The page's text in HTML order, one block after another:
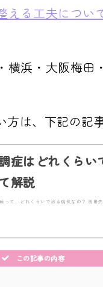
える工夫につい
浜・大阪梅田
は、下記の記
症はどれくら
解説
って、どれくらいで治る病気なの？ 浅田
この記事の内容